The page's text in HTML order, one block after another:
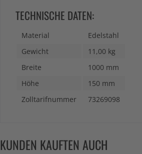
TECHNISCHE DATEN:
Material
Edelstahl
Gewicht
11,00 kg
Breite
1000 mm
Höhe
150 mm
Zolltarifnummer
73269098
KUNDEN KAUFTEN AUCH